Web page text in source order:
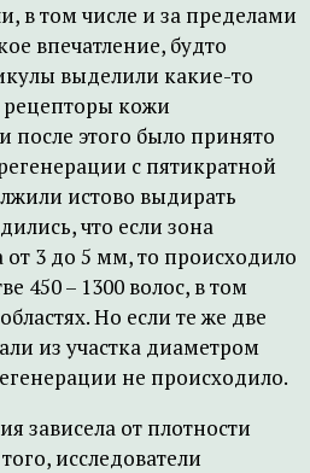
в том числе и за пределами
впечатление, будто
выделили какие-то
рецепторы кожи
после этого было принято
с пятикратной
истово выдирать
что если зона
от 3 до 5 мм, то происходило
450 – 1300 волос, в том
Но если те же две
из участка диаметром
не происходило.
зависела от плотности
исследователи